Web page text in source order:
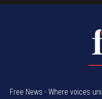
Free News - Where voices